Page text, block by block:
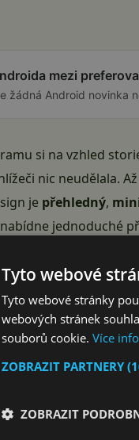
mezi
žádná Android novinka
si na vzhled
nic neudělala.
je přehledný,
jednoduché
Tyto webové
Tyto webové stránky
webových stránek
souborů cookie. Více
ZOBRAZIT PARTNERY
ZOBRAZIT